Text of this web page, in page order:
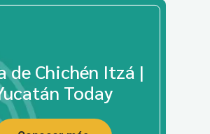
de Chichén Itzá |
Today